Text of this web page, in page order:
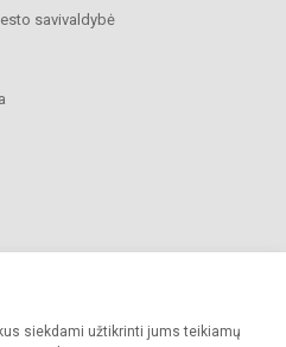
siekdami užtikrinti jums teikiamų
savivaldybė
Visos teisės saugomos.